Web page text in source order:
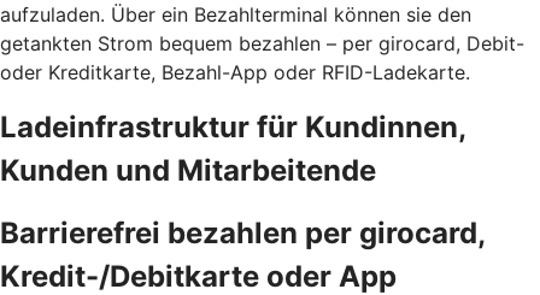
aufzuladen. Über ein Bezahlterminal können sie den
getankten Strom bequem bezahlen – per girocard, Debit-
oder Kreditkarte, Bezahl-App oder RFID-Ladekarte.
Ladeinfrastruktur für Kundinnen,
Kunden und Mitarbeitende
Barrierefrei bezahlen per girocard,
Kredit-/Debitkarte oder App